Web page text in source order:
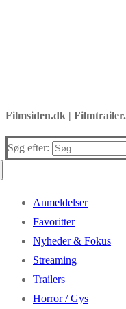
Filmsiden.dk |
Søg efter:
Anmeldelser
Favoritter
Nyheder & Fokus
Streaming
Trailers
Horror / Gys